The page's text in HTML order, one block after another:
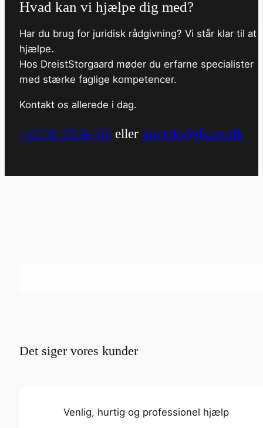
Hvad kan vi hjælpe dig med?
Har du brug for juridisk rådgivning? Vi står klar til at
hjælpe.
Hos DreistStorgaard møder du erfarne specialister
med stærke faglige kompetencer.
Kontakt os allerede i dag.
+45 56 63 44 66 eller kontakt@dslaw.dk
Det siger vores kunder
Venlig, hurtig og professionel hjælp